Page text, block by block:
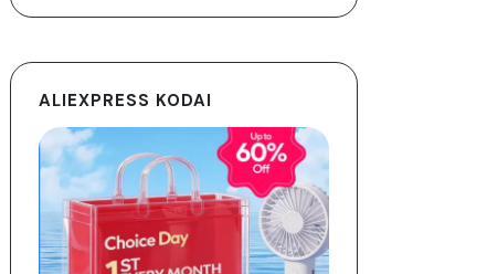
ALIEXPRESS KODAI